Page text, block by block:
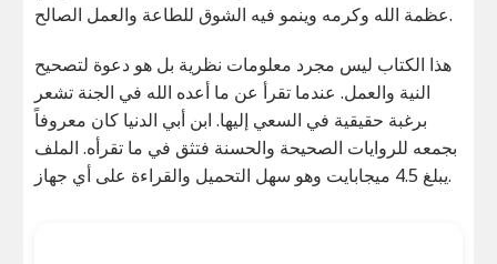
عظمة الله وكرمه وينمو فيه الشوق للطاعة والعمل الصالح.
هذا الكتاب ليس مجرد معلومات نظرية بل هو دعوة لتصحيح
النية والعمل. عندما تقرأ عن ما أعده الله في الجنة تشعر
برغبة حقيقية في السعي إليها. ابن أبي الدنيا كان معروفاً
بجمعه للروايات الصحيحة والحسنة فتثق في ما تقرأه. الملف
يبلغ 4.5 ميجابايت وهو سهل التحميل والقراءة على أي جهاز.